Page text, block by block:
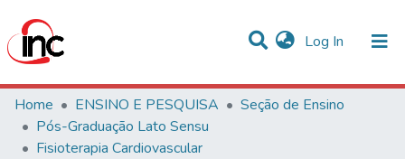
Log In (current)
Communities & Collections
Statistics
Home ENSINO E PESQUISA
Seção de Ensino
Pós-Graduação Lato Sensu
Fisioterapia Cardiovascular